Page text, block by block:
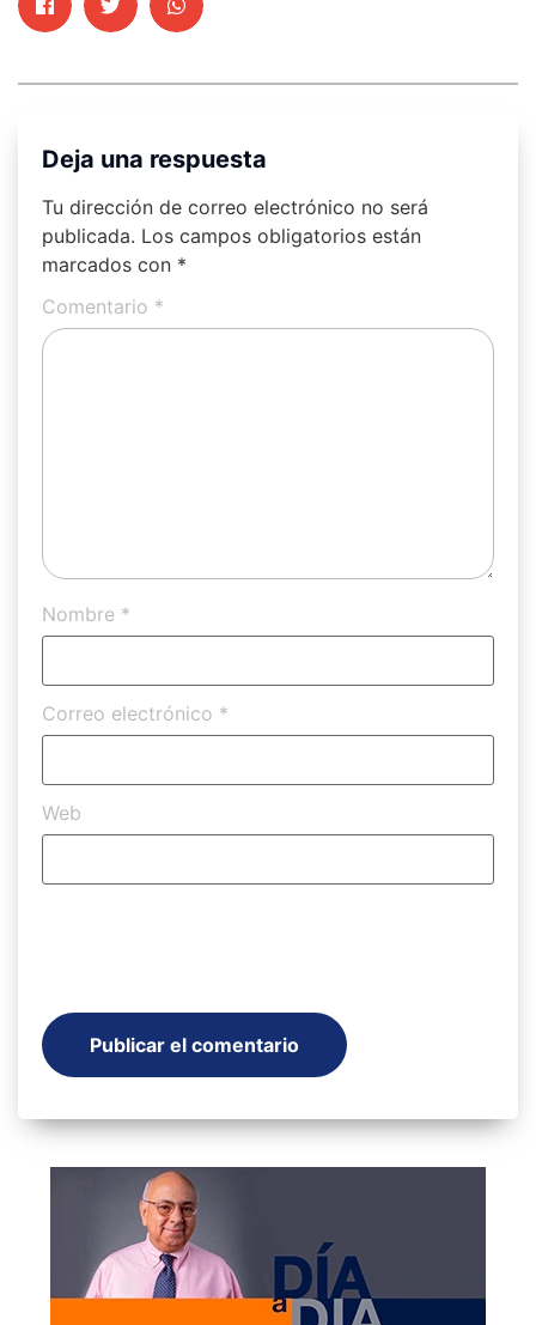
Deja una respuesta
Tu dirección de correo electrónico no será
publicada. Los campos obligatorios están
marcados con *
Comentario *
Nombre *
Correo electrónico *
Web